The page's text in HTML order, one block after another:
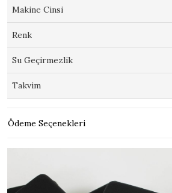
Makine Cinsi
Renk
Su Geçirmezlik
Takvim
Ödeme Seçenekleri